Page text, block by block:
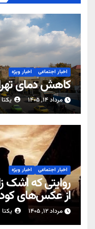
اخبار اجتماعی اخبار ویژه
کاهش دمای
مرداد ۱۴, ۱۴۰۵
اخبار اجتماعی اخبار ویژه
روایتی که اشک
از عکس‌های
مرداد ۱۲, ۱۴۰۵